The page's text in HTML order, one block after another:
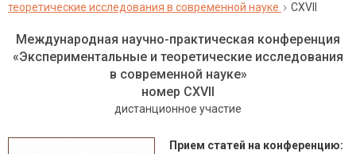
теоретические исследования в современной науке
CXVII
Международная научно-практическая конференция
«Экспериментальные и теоретические исследования
в современной науке»
номер CXVII
дистанционное участие
Прием статей на конференцию: